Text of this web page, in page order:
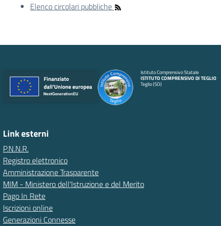
Elenco circolari pubbliche
Istituto Comprensivo Statale
ISTITUTO COMPRENSIVO DI TEGLIO
Teglio (SO)
Link esterni
P.N.N.R.
Registro elettronico
Amministrazione Trasparente
MIM - Ministero dell'Istruzione e del Merito
Pago In Rete
Iscrizioni online
Generazioni Connesse